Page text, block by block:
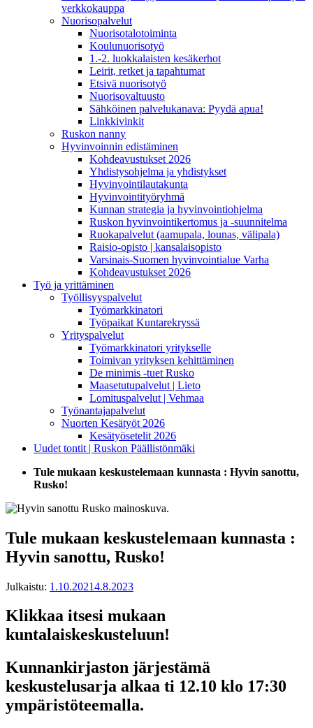
verkkokauppa
Nuorisopalvelut
Nuorisotalotoiminta
Koulunuorisotyö
1.-2. luokkalaisten kesäkerhot
Leirit, retket ja tapahtumat
Etsivä nuorisotyö
Nuorisovaltuusto
Sähköinen palvelukanava: Pyydä apua!
Linkkivinkit
Ruskon nanny
Hyvinvoinnin edistäminen
Kohdeavustukset 2026
Yhdistysohjelma ja yhdistykset
Hyvinvointilautakunta
Hyvinvointityöryhmä
Kunnan strategia ja hyvinvointiohjelma
Ruskon hyvinvointikertomus ja -suunnitelma
Ruokapalvelut (aamupala, lounas, välipala)
Raisio-opisto | kansalaisopisto
Varsinais-Suomen hyvinvointialue Varha
Kohdeavustukset 2026
Työ ja yrittäminen
Työllisyyspalvelut
Työmarkkinatori
Työpaikat Kuntarekryssä
Yrityspalvelut
Työmarkkinatori yritykselle
Toimivan yrityksen kehittäminen
De minimis -tuet Rusko
Maasetutupalvelut | Lieto
Lomituspalvelut | Vehmaa
Työnantajapalvelut
Nuorten Kesätyöt 2026
Kesätyösetelit 2026
Uudet tontit | Ruskon Päällistönmäki
Tule mukaan keskustelemaan kunnasta : Hyvin sanottu,
Rusko!
Tule mukaan keskustelemaan kunnasta :
Hyvin sanottu, Rusko!
Julkaistu: 1.10.20214.8.2023
Klikkaa itsesi mukaan
kuntalaiskeskusteluun!
Kunnankirjaston järjestämä
keskustelusarja alkaa ti 12.10 klo 17:30
ympäristöteemalla.